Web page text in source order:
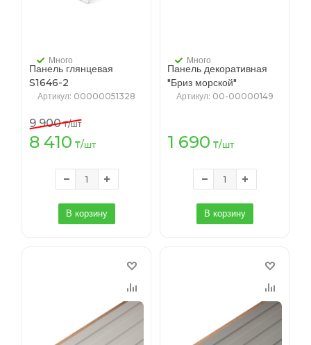
Панель глянцевая
S1646-2
2,3*1220*2800мм
Много
Артикул: 00000051328
8 410 ₸/шт
9 900₸/шт
В корзину
Панель декоративная
"Бриз морской"
[118/6/2700 A ПВХ Агат]
Много
Артикул: 00-00000149
1 690 ₸/шт
В корзину